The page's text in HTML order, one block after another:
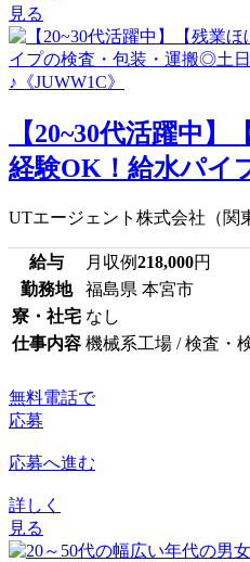
見る
【20~30代活躍中
経験OK！給水パイ
UTエージェント株式会社（関
給与 月収例218,000円
勤務地
福島県 本宮市
寮・社宅 なし
仕事内容 機械系工場 / 検査・
無料電話で
応募
応募へ進む
詳しく
見る